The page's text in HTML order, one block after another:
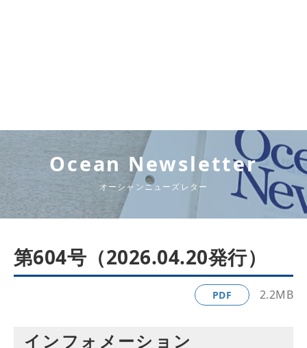
Ocean Newsletter
オーシャンニューズレター
第604号（2026.04.20発行）
PDF 2.2MB
インフォメーション